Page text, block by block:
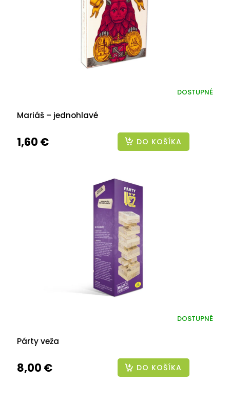
Mariáš – jednohlavé
DOSTUPNÉ
1,60 € DO KOŠÍKA
Párty veža
DOSTUPNÉ
8,00 € DO KOŠÍKA